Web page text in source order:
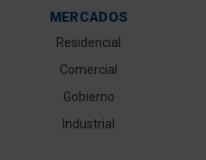
MERCADOS
Residencial
Comercial
Gobierno
Industrial